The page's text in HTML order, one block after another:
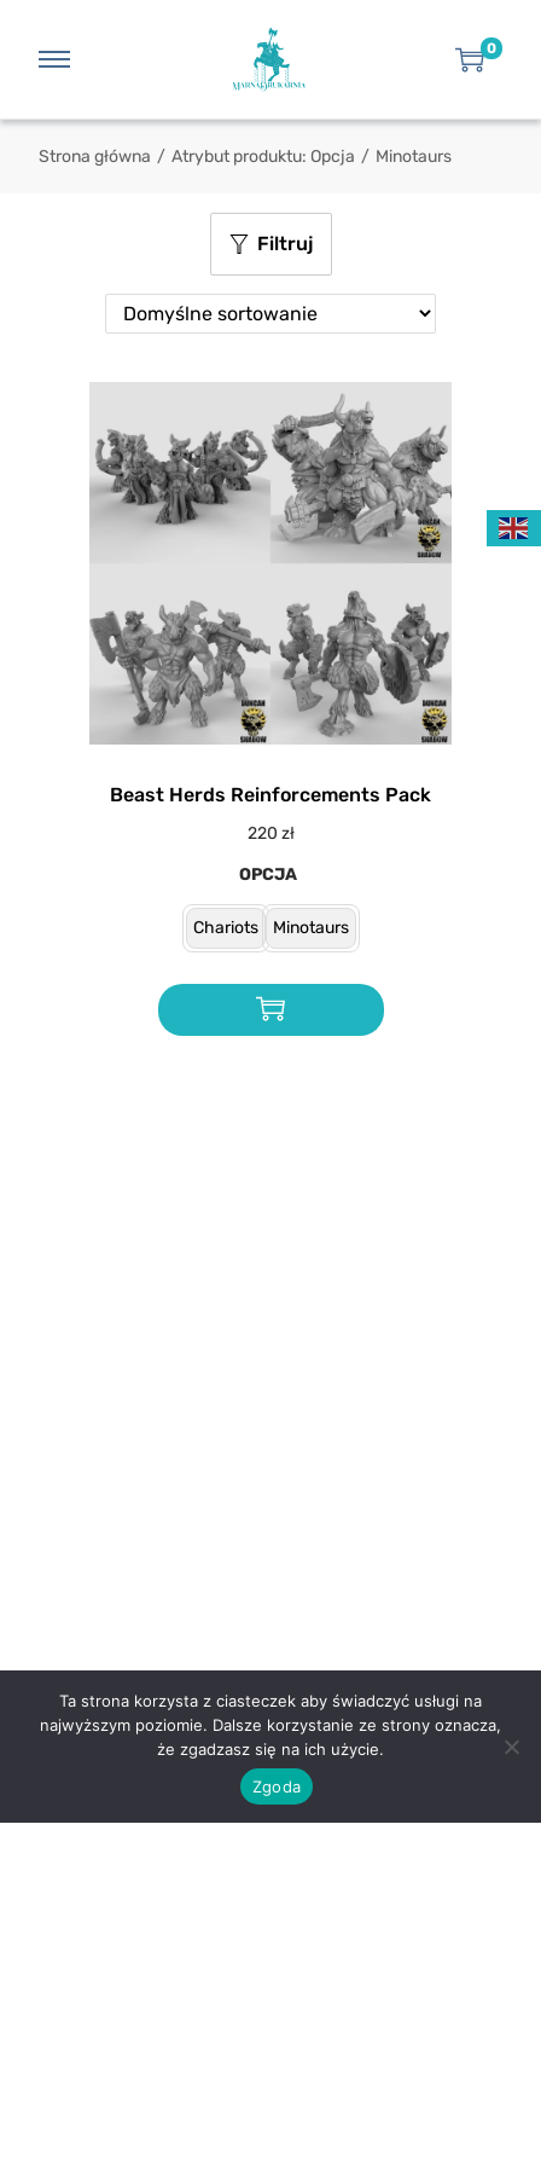
0
Strona główna / Atrybut produktu: Opcja / Minotaurs
Filtruj
Beast Herds Reinforcements Pack
220 zł
OPCJA
Chariots Minotaurs
Ta strona korzysta z ciasteczek aby świadczyć usługi na
najwyższym poziomie. Dalsze korzystanie ze strony oznacza,
że zgadzasz się na ich użycie.
Zgoda